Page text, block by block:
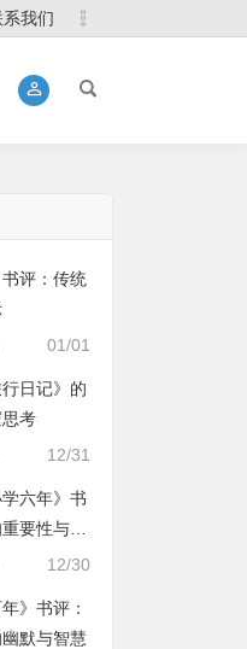
系我们
书评：传统
01/01
日记》的
考
12/31
学六年》书
要性与实
12/30
》书评：
默与智慧